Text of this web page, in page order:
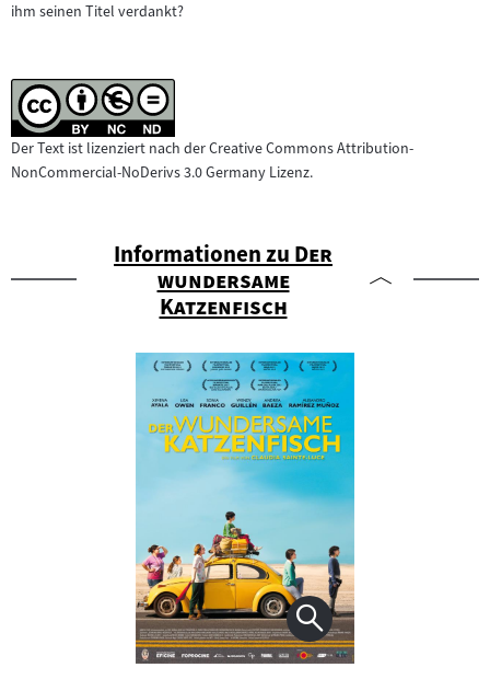
ihm seinen Titel verdankt?
Der Text ist lizenziert nach der Creative Commons Attribution-
NonCommercial-NoDerivs 3.0 Germany Lizenz.
Informationen zu "
Der
wundersame
Katzenfisch"